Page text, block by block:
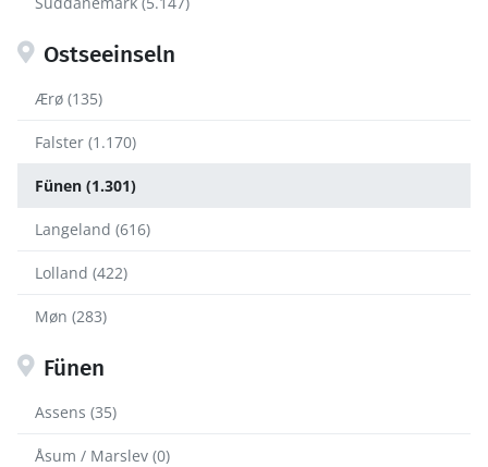
Ostseeinseln
Ærø (135)
Falster (1.170)
Fünen (1.301)
Langeland (616)
Lolland (422)
Møn (283)
Fünen
Assens (35)
Åsum / Marslev (0)